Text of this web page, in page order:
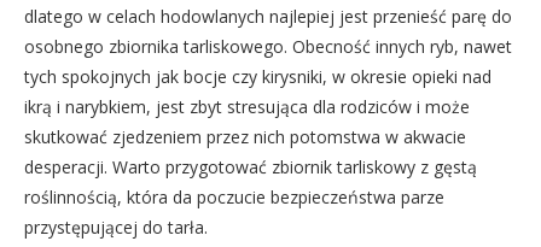
dlatego w celach hodowlanych najlepiej jest przenieść parę do
osobnego zbiornika tarliskowego. Obecność innych ryb, nawet
tych spokojnych jak bocje czy kirysniki, w okresie opieki nad
ikrą i narybkiem, jest zbyt stresująca dla rodziców i może
skutkować zjedzeniem przez nich potomstwa w akwacie
desperacji. Warto przygotować zbiornik tarliskowy z gęstą
roślinnością, która da poczucie bezpieczeństwa parze
przystępującej do tarła.